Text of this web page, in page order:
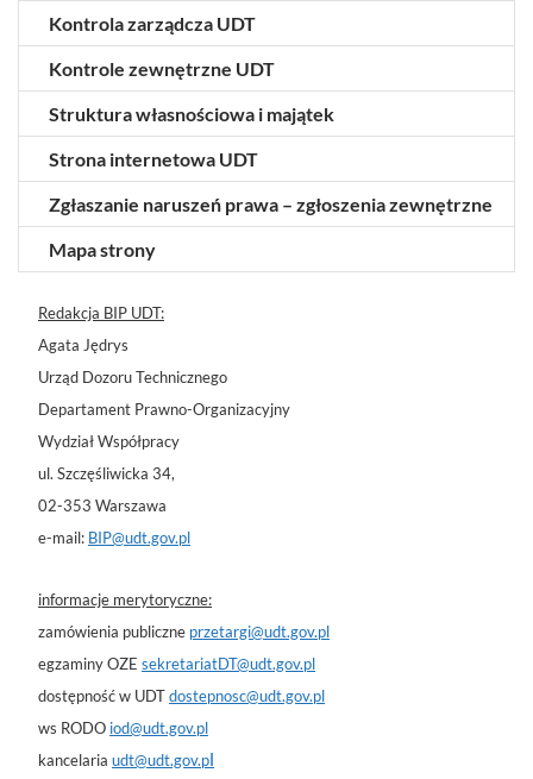
Kontrola zarządcza UDT
Kontrole zewnętrzne UDT
Struktura własnościowa i majątek
Strona internetowa UDT
Zgłaszanie naruszeń prawa – zgłoszenia zewnętrzne
Mapa strony
Redakcja BIP UDT:
Agata Jędrys
Urząd Dozoru Technicznego
Departament Prawno-Organizacyjny
Wydział Współpracy
ul. Szczęśliwicka 34,
02-353 Warszawa
e-mail: BIP@udt.gov.pl
informacje merytoryczne:
zamówienia publiczne przetargi@udt.gov.pl
egzaminy OZE sekretariatDT@udt.gov.pl
dostępność w UDTdostepnosc@udt.gov.pl
ws RODO iod@udt.gov.pl
kancelaria udt@udt.gov.pl